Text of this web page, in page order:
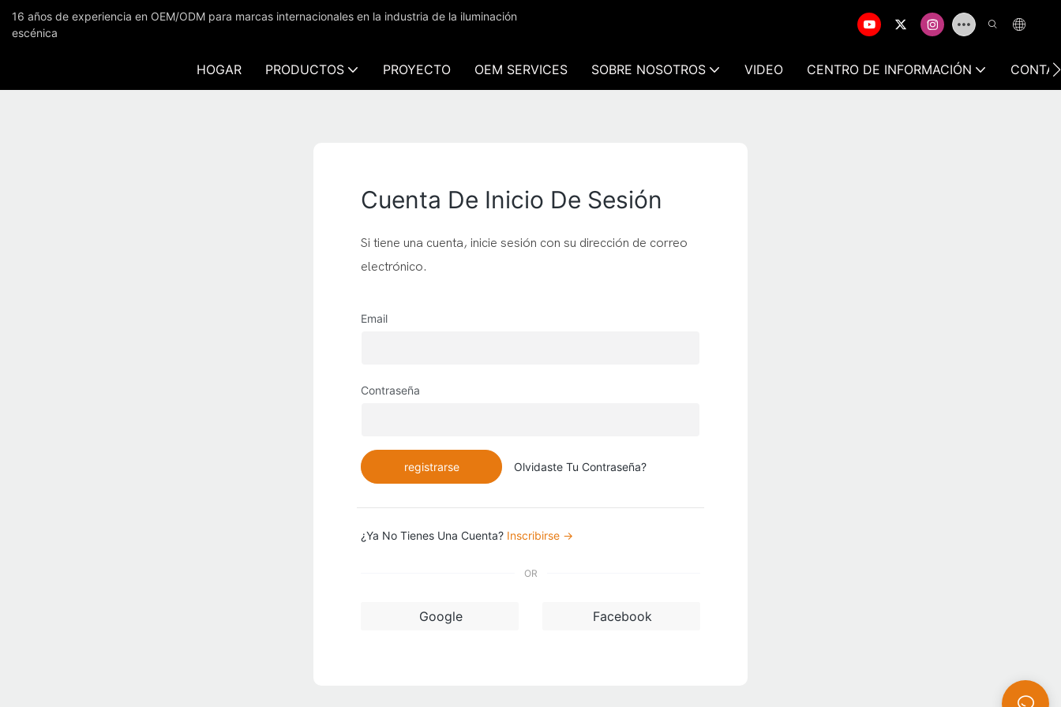
16 años de experiencia en OEM/ODM para marcas internacionales en la industria de la iluminación
escénica
HOGAR PRODUCTOS PROYECTO OEM SERVICES SOBRE NOSOTROS VIDEO CENTRO DE INFORMACIÓN
Cuenta De Inicio De Sesión
Si tiene una cuenta, inicie sesión con su dirección de correo
electrónico.
Email
Contraseña
registrarse Olvidaste Tu Contraseña?
¿Ya No Tienes Una Cuenta? Inscribirse →
OR
Google Facebook